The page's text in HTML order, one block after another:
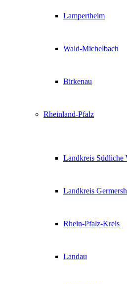
Lampertheim
Wald-Michelbach
Birkenau
Rheinland-Pfalz
Landkreis Südliche
Landkreis
Rhein-Pfalz-Kreis
Landau